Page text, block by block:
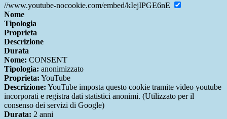
//www.youtube-nocookie.com/embed/kIejIPGE6nE
Nome
Tipologia
Proprieta
Descrizione
Durata
Nome: CONSENT
Tipologia: anonimizzato
Proprieta: YouTube
Descrizione: YouTube imposta questo cookie tramite video youtube
incorporati e registra dati statistici anonimi. (Utilizzato per il
consenso dei servizi di Google)
Durata: 2 anni